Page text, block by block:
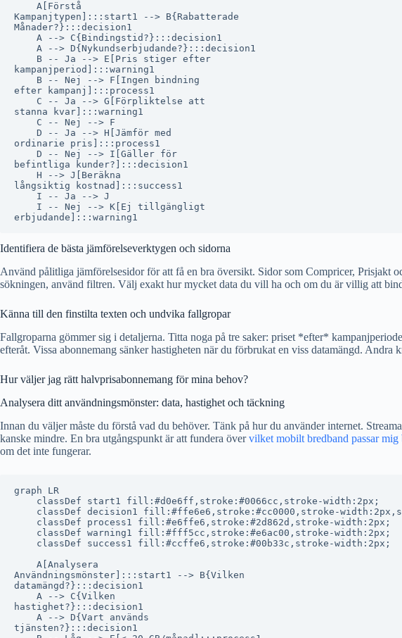
    A[Förstå
Kampanjtypen]:::start1 --> B{Rabatterade
Månader?}:::decision1
    A --> C{Bindingstid?}:::decision1
    A --> D{Nykundserbjudande?}:::decision1
    B -- Ja --> E[Pris stiger efter
kampanjperiod]:::warning1
    B -- Nej --> F[Ingen bindning
efter kampanj]:::process1
    C -- Ja --> G[Förpliktelse att
stanna kvar]:::warning1
    C -- Nej --> F
    D -- Ja --> H[Jämför med
ordinarie pris]:::process1
    D -- Nej --> I[Gäller för
befintliga kunder?]:::decision1
    H --> J[Beräkna
långsiktig kostnad]:::success1
    I -- Ja --> J
    I -- Nej --> K[Ej tillgängligt
Identifiera de bästa jämförelseverktygen och sidorna
Använd pålitliga jämförelsesidor för att få en bra översikt. Sidor som Compricer, Prisjakt
sökningen, använd filtren. Välj exakt hur mycket data du vill ha och om du är villig att
Känna till den finstilta texten och undvika fallgropar
Fallgroparna gömmer sig i detaljerna. Titta noga på tre saker: priset *efter*
efteråt. Vissa abonnemang sänker hastigheten när du förbrukat en viss datamängd.
Hur väljer jag rätt halvprisabonnemang för mina behov?
Analysera ditt användningsmönster: data, hastighet och täckning
Innan du väljer måste du förstå vad du behöver. Tänk på hur du använder internet.
kanske mindre. En bra utgångspunkt är att fundera övervilket mobilt bredband passar mig
om det inte fungerar.
graph LR
    classDef start1 fill:#d0e6ff,stroke:#0066cc,stroke-width:2px;
classDef decision1 fill:#ffe6e6,stroke:#cc0000,stroke-
    classDef process1 fill:#e6ffe6,stroke:#2d862d,stroke-width:2px;
    classDef warning1 fill:#fff5cc,stroke:#e6ac00,stroke-width:2px;
    classDef success1 fill:#ccffe6,stroke:#00b33c,stroke-width:2px;
    A[Analysera
Användningsmönster]:::start1 --> B{Vilken
datamängd?}:::decision1
    A --> C{Vilken
hastighet?}:::decision1
    A --> D{Vart används
tjänsten?}:::decision1